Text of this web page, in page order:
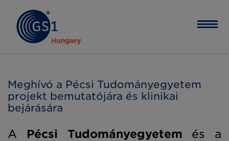
Meghívó a Pécsi Tudományegyetem
projekt bemutatójára és klinikai
bejárására
A Pécsi Tudományegyetem és a